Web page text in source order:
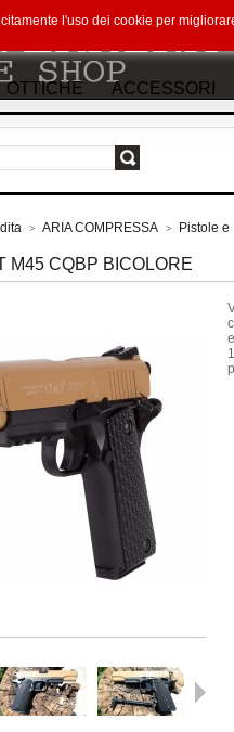
OTTICHE ACCESSORI
> ARIA COMPRESSA > Pistole e
M45 CQBP BICOLORE
l'uso dei cookie per